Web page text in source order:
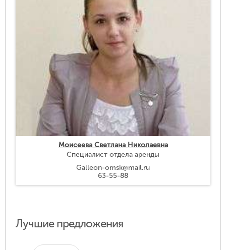
Моисеева Светлана Николаевна
Специалист отдела аренды
Galleon-omsk@mail.ru
63-55-88
Лучшие предложения